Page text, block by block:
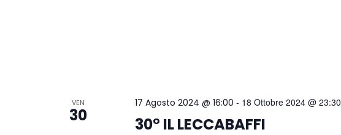
VEN
30
17 Agosto 2024 @ 16:00 - 18 Ottobre 2024 @ 23:30
30° IL LECCABAFFI